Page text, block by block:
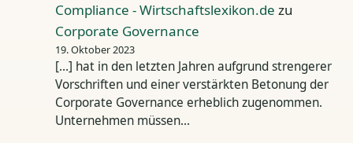
Compliance - Wirtschaftslexikon.de zu
Corporate Governance
19. Oktober 2023
[…] hat in den letzten Jahren aufgrund strengerer
Vorschriften und einer verstärkten Betonung der
Corporate Governance erheblich zugenommen.
Unternehmen müssen…